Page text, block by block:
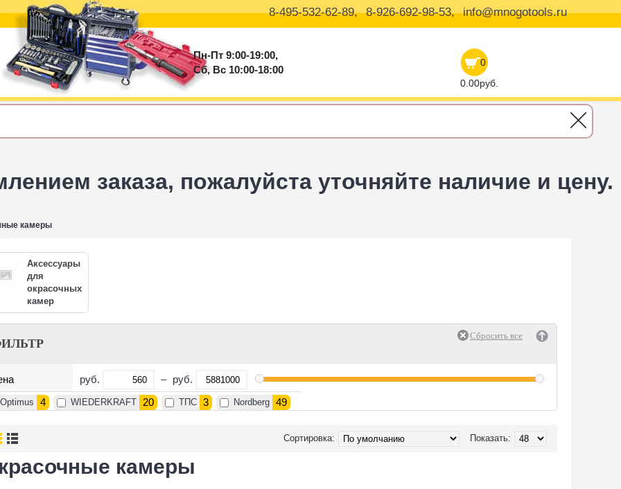
8-495-532-62-89, 8-926-692-98-53, info@mnogotools.ru
Пн-Пт 9:00-19:00,
Сб, Вс 10:00-18:00
0
0.00руб.
заказа, пожалуйста уточняйте наличие и цену.
камеры
Аксессуары
для
окрасочных
камер
руб. – руб.
Optimus 4 WIEDERKRAFT 20 ТПС 3 Nordberg 49
Показать:
Сортировка:
камеры